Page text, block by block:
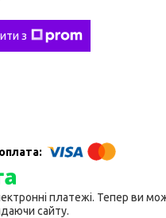
з
платежі. Тепер ви
сайту.